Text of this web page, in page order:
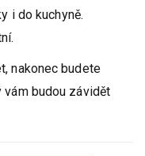
i do kuchyně.
nakonec budete
budou závidět